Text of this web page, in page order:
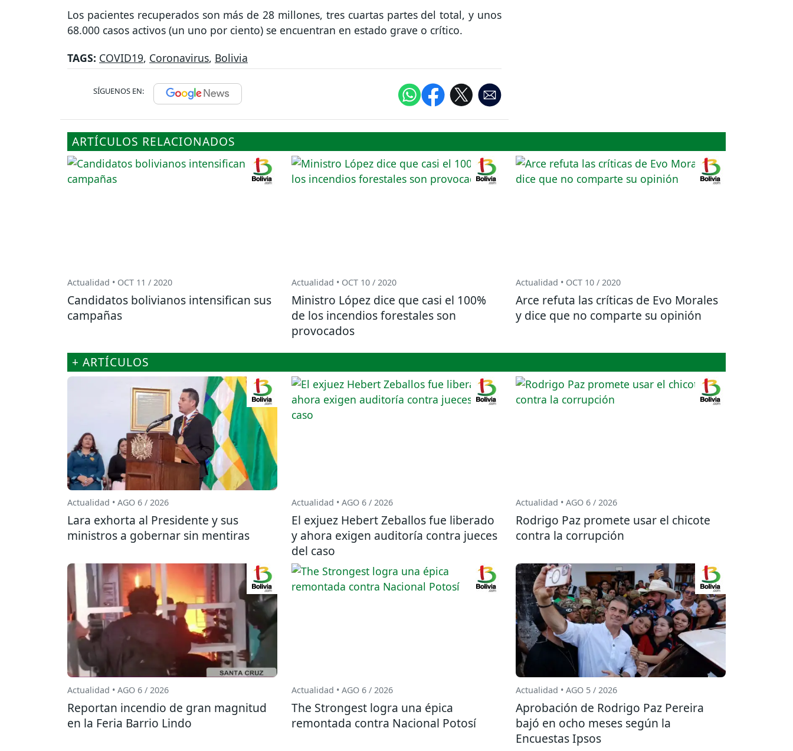
Los pacientes recuperados son más de 28 millones, tres cuartas partes del total, y unos
68.000 casos activos (un uno por ciento) se encuentran en estado grave o crítico.
TAGS: COVID19, Coronavirus, Bolivia
SÍGUENOS EN:
ARTÍCULOS RELACIONADOS
Actualidad • OCT 11 / 2020
Candidatos bolivianos intensifican sus
campañas
Actualidad • OCT 10 / 2020
Ministro López dice que casi el 100%
de los incendios forestales son
provocados
Actualidad • OCT 10 / 2020
Arce refuta las críticas de Evo Morales
y dice que no comparte su opinión
+ ARTÍCULOS
Actualidad • AGO 6 / 2026
Lara exhorta al Presidente y sus
ministros a gobernar sin mentiras
Actualidad • AGO 6 / 2026
El exjuez Hebert Zeballos fue liberado
y ahora exigen auditoría contra jueces
del caso
Actualidad • AGO 6 / 2026
Rodrigo Paz promete usar el chicote
contra la corrupción
Actualidad • AGO 6 / 2026
Reportan incendio de gran magnitud
en la Feria Barrio Lindo
Actualidad • AGO 6 / 2026
The Strongest logra una épica
remontada contra Nacional Potosí
Actualidad • AGO 5 / 2026
Aprobación de Rodrigo Paz Pereira
bajó en ocho meses según la
Encuestas Ipsos